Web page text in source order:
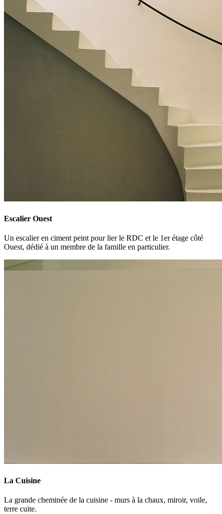
Escalier Ouest
Un escalier en ciment peint pour lier le RDC et le 1er étage côté
Ouest, dédié à un membre de la famille en particulier.
La Cuisine
La grande cheminée de la cuisine - murs à la chaux, miroir, voile,
terre cuite.